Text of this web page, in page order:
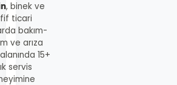
, binek ve
ticari
bakım-
ve arıza
15+
servis